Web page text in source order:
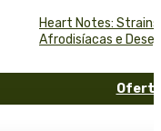
Heart Notes: Strains
Afrodisíacas e